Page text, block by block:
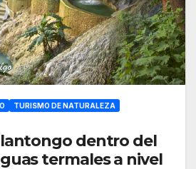
TURISMO DE NATURALEZA
dentro del
termales a nivel